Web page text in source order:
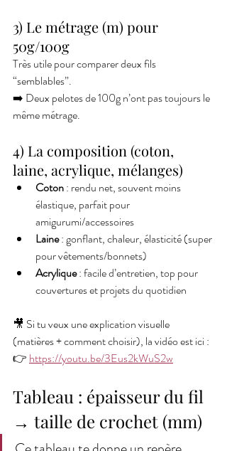
3) Le métrage (m) pour
50g/100g
Très utile pour comparer deux fils
“semblables”.
➡️ Deux pelotes de 100g n’ont pas toujours le
même métrage.
4) La composition (coton,
laine, acrylique, mélanges)
Coton : rendu net, souvent moins
élastique, parfait pour
amigurumi/accessoires
Laine : gonflant, chaleur, élasticité (super
pour vêtements/bonnets)
Acrylique : facile d’entretien, top pour
couvertures et projets du quotidien
🎥 Si tu veux une explication visuelle
(matières + comment choisir), la vidéo est ici :
👉 https://youtu.be/3Eus2kWuS2w
Tableau : épaisseur du fil
→ taille de crochet (mm)